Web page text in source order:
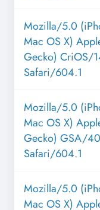
Mozilla/5.0
Mac OS X)
Gecko) CriOS/
Safari/604.1
Mozilla/5.0
Mac OS X)
Gecko) GSA/
Safari/604.1
Mozilla/5.0
Mac OS X)